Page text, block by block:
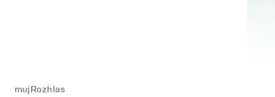
mujRozhlas